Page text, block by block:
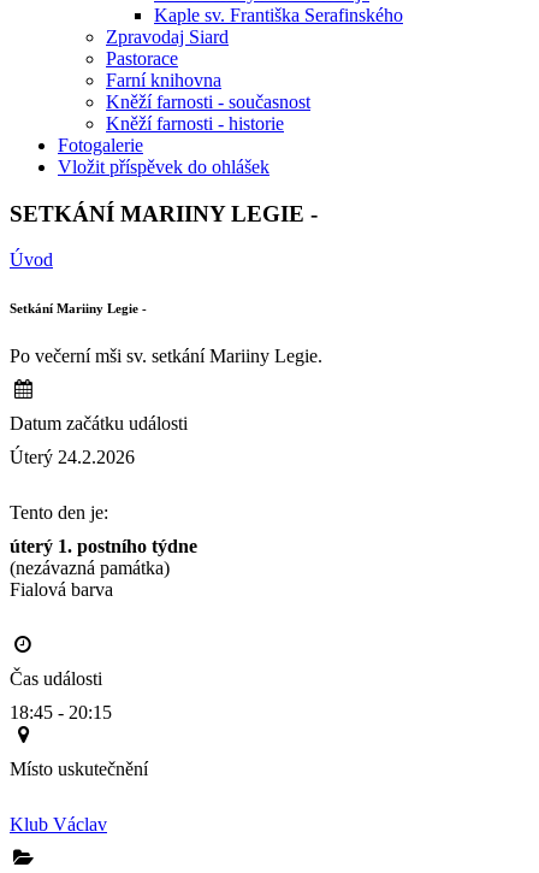
Kaple sv. Františka Serafinského
Zpravodaj Siard
Pastorace
Farní knihovna
Kněží farnosti - současnost
Kněží farnosti - historie
Fotogalerie
Vložit příspěvek do ohlášek
SETKÁNÍ MARIINY LEGIE -
Úvod
Setkání Mariiny Legie -
Po večerní mši sv. setkání Mariiny Legie.
Datum začátku události
Úterý 24.2.2026
Tento den je:
úterý 1. postního týdne
(nezávazná památka)
Fialová barva
Čas události
18:45 - 20:15
Místo uskutečnění
Klub Václav